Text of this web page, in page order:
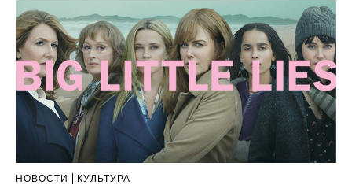
НОВОСТИ КУЛЬТУРА